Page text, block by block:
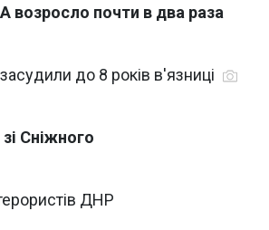
почти в два раза
до 8 років в'язниці
Сніжного
ДНР